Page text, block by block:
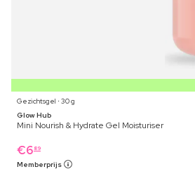
Gezichtsgel ⋅ 30 g
Glow Hub
Mini Nourish & Hydrate Gel Moisturiser
€6 89
Memberprijs